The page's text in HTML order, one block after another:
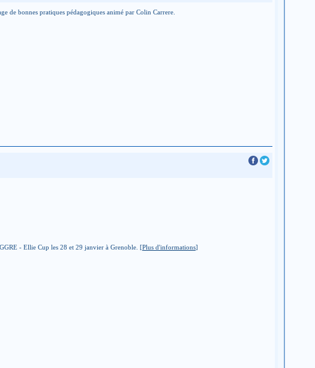
de bonnes pratiques pédagogiques animé par Colin Carrere.
- Ellie Cup les 28 et 29 janvier à Grenoble. [Plus d'informations]